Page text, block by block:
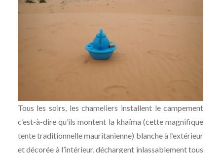
Tous les soirs, les chameliers installent le campement
c’est-à-dire qu’ils montent la khaïma (cette magnifique
tente traditionnelle mauritanienne) blanche à l’extérieur
et décorée à l’intérieur, déchargent inlassablement tous